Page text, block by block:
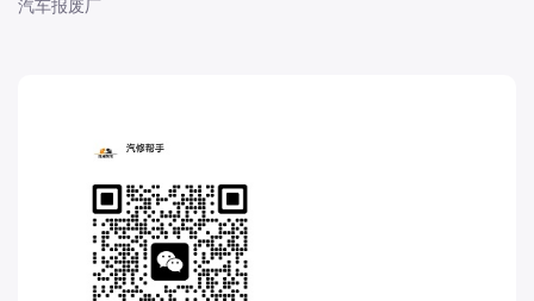
D
东南
东风富康
东风小康
东风景逸
东风纳米
汽车报废厂